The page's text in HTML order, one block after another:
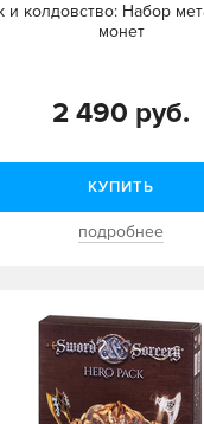
и колдовство: Набор
монет
2 490 руб.
КУПИТЬ
подробнее